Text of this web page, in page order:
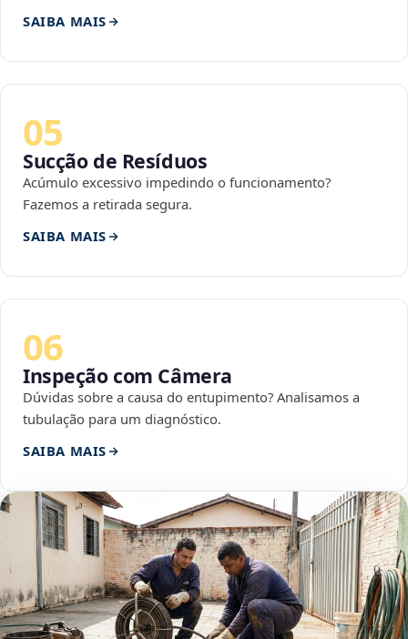
SAIBA MAIS
05
Sucção de Resíduos
Acúmulo excessivo impedindo o funcionamento?
Fazemos a retirada segura.
SAIBA MAIS
06
Inspeção com Câmera
Dúvidas sobre a causa do entupimento? Analisamos a
tubulação para um diagnóstico.
SAIBA MAIS